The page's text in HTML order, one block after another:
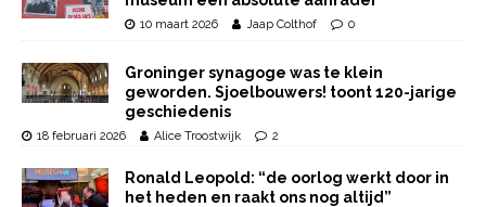
10 maart 2026 Jaap Colthof 0
Groninger synagoge was te klein
geworden. Sjoelbouwers! toont 120-jarige
geschiedenis
18 februari 2026 Alice Troostwijk 2
Ronald Leopold: “de oorlog werkt door in
het heden en raakt ons nog altijd”